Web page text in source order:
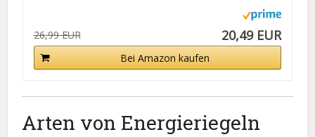
26,99 EUR 20,49 EUR
Bei Amazon kaufen
Arten von Energieriegeln